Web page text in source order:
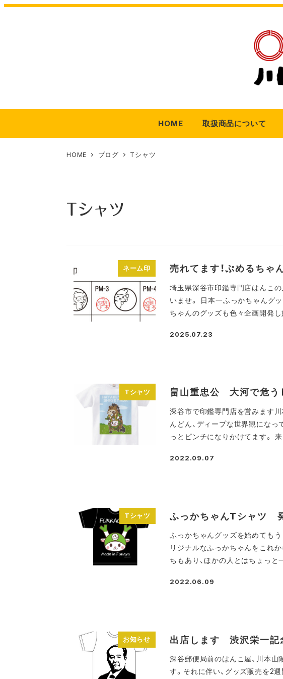
ツ
移
HOME 取扱商品について
HOME ブログ Tシャツ
Tシャツ
ネーム印 売れてます！ぷめるちゃ
埼玉県深谷市印鑑専門店はんこ
いませ。 日本一ふっかちゃんグ
ちゃんのグッズも色々企画開発
2025.07.23
Tシャツ 畠山重忠公 大河で危う
深谷市で印鑑専門店を営みます
んどん、ディープな世界観になっ
っとピンチになりかけてます。
2022.09.07
Tシャツ ふっかちゃんTシャツ
ふっかちゃんグッズを始めても
リジナルなふっかちゃんをこれ
ちもあり、ほかの人とはちょっ
2022.06.09
お知らせ 出店します 渋沢栄一記
深谷郵便局前のはんこ屋、川本
す。それに伴い、グッズ販売を2